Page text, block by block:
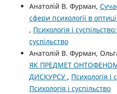
Анатолій В. Фурман,
сфери психології в
, Психологія і
суспільство
Анатолій В. Фурман,
ЯК ПРЕДМЕТ
ДИСКУРСУ , Психологія
Психологія і суспільство